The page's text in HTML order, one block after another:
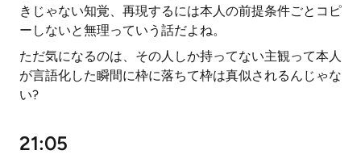
きじゃない知覚、再現するには本人の前提条件ごとコピ
ーしないと無理っていう話だよね。
ただ気になるのは、その人しか持ってない主観って本人
が言語化した瞬間に枠に落ちて枠は真似されるんじゃな
い?
21:05